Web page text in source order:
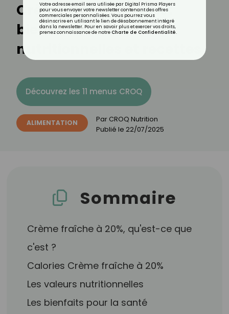
Crème fraîche à 20% :
bienfaits, valeurs
nutritionnelles et recettes
Découvrez les 11 menus CROQ
ALIMENTATION Par CROQ Nutrition
Publié le 22/07/2025
Sommaire
Crème fraîche à 20%, qu'est-ce que
c'est ?
Calories Crème fraîche à 20%
Les valeurs nutritionnelles
Les bienfaits pour la santé
Votre adresse email sera utilisée par Digital Prisma Players
pour vous envoyer votre newsletter contenant des offres
commerciales personnalisées. Vous pourrez vous
désinscrire en utilisant le lien de désabonnement intégré
dans la newsletter. Pour en savoir plus et exercer vos droits,
prenez connaissance de notre Charte de Confidentialité.